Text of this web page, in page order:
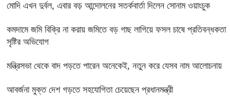
মোদি এখন দুর্বল, এবার বড় আন্দোলনের সতর্কবার্তা দিলেন সোনাম ওয়াংচুক
কমদামে জমি বিক্রি না করায় জমিতে বড় গাছ লাগিয়ে ফসল চাষে প্রতিবন্ধকতা
সৃষ্টির অভিযোগ
মন্ত্রিসভা থেকে বাদ পড়তে পারেন অনেকেই, নতুন করে যেসব নাম আলোচনায়
আবর্জনা মুক্ত দেশ গড়তে সহযোগিতা চেয়েছেন প্রধানমন্ত্রী